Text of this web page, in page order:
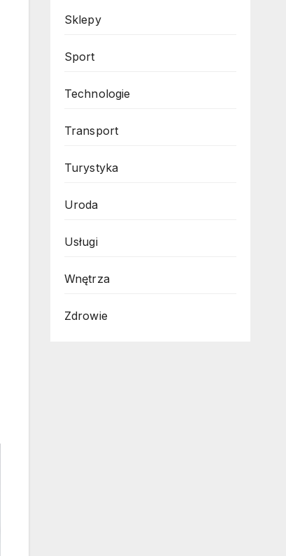
Sklepy
Sport
Technologie
Transport
Turystyka
Uroda
Usługi
Wnętrza
Zdrowie